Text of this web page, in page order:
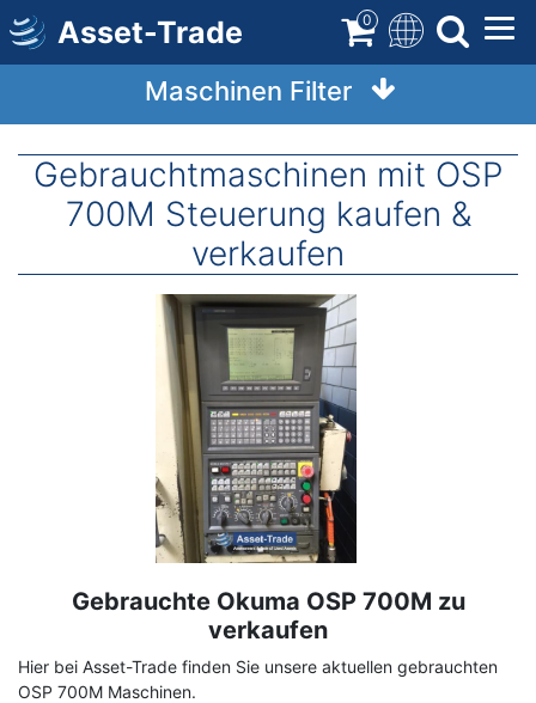
Direkt
zum
Inhalt
Asset-Trade 0
Maschinen Filter
Gebrauchtmaschinen mit OSP
700M Steuerung kaufen &
verkaufen
Gebrauchte Okuma OSP 700M zu
verkaufen
Hier bei Asset-Trade finden Sie unsere aktuellen gebrauchten
OSP 700M Maschinen.